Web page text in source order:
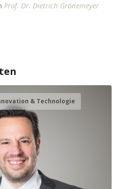
Prof. Dr. Dietrich Grönemeyer
& Technologie